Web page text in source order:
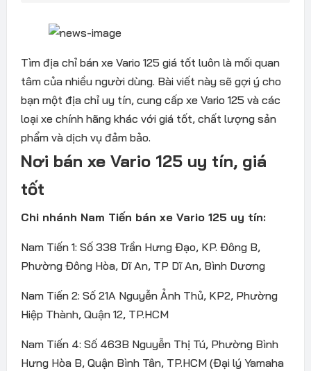
Tìm địa chỉ bán xe Vario 125 giá tốt luôn là mối quan
tâm của nhiều người dùng. Bài viết này sẽ gợi ý cho
bạn một địa chỉ uy tín, cung cấp xe Vario 125 và các
loại xe chính hãng khác với giá tốt, chất lượng sản
phẩm và dịch vụ đảm bảo.
Nơi bán xe Vario 125 uy tín, giá
tốt
Chi nhánh Nam Tiến bán xe Vario 125 uy tín:
Nam Tiến 1: Số 338 Trần Hưng Đạo, KP. Đông B,
Phường Đông Hòa, Dĩ An, TP Dĩ An, Bình Dương
Nam Tiến 2: Số 21A Nguyễn Ảnh Thủ, KP2, Phường
Hiệp Thành, Quận 12, TP.HCM
Nam Tiến 4: Số 463B Nguyễn Thị Tú, Phường Bình
Hưng Hòa B, Quận Bình Tân, TP.HCM (Đại lý Yamaha